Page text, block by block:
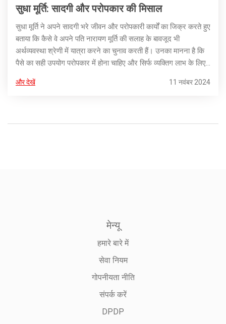
सुधा मूर्ति: सादगी और परोपकार की मिसाल
सुधा मूर्ति ने अपने सादगी भरे जीवन और परोपकारी कार्यों का जिक्र करते हुए
बताया कि कैसे वे अपने पति नारायण मूर्ति की सलाह के बावजूद भी
अर्थव्यवस्था श्रेणी में यात्रा करने का चुनाव करती हैं। उनका मानना है कि
पैसे का सही उपयोग परोपकार में होना चाहिए और सिर्फ व्यक्तिग लाभ के लिए
और देखें 11 नवंबर 2024
मेन्यू
हमारे बारे में
सेवा नियम
गोपनीयता नीति
संपर्क करें
DPDP